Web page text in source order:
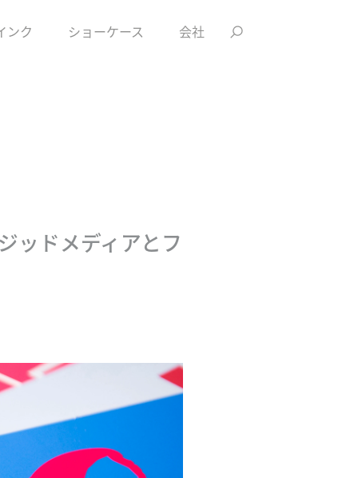
ンク ショーケース 会社
ッドメディアとフ